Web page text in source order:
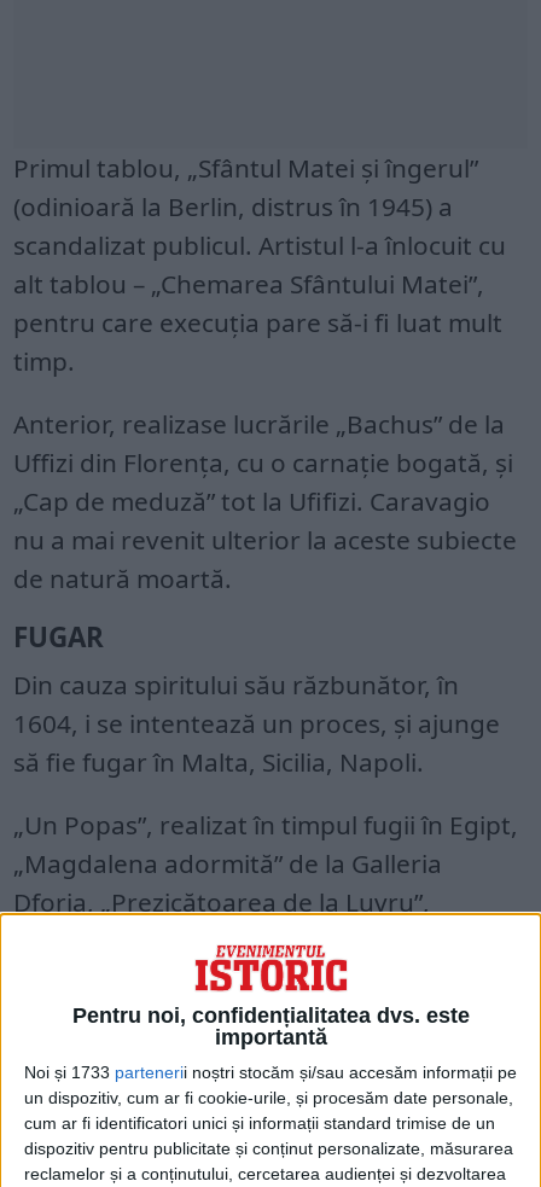
Pentru noi, confidențialitatea dvs. este
importantă
Noi și 1733 partenerii noștri stocăm și/sau accesăm informații pe
un dispozitiv, cum ar fi cookie-urile, și procesăm date personale,
cum ar fi identificatori unici și informații standard trimise de un
dispozitiv pentru publicitate și conținut personalizate, măsurarea
reclamelor și a conținutului, cercetarea audienței și dezvoltarea
Primul tablou, „Sfântul Matei şi îngerul”
(odinioară la Berlin, distrus în 1945) a
scandalizat publicul. Artistul l-a înlocuit cu
alt tablou – „Chemarea Sfântului Matei”,
pentru care execuţia pare să-i fi luat mult
timp.
Anterior, realizase lucrările „Bachus” de la
Uffizi din Florenţa, cu o carnaţie bogată, şi
„Cap de meduză” tot la Ufifizi. Caravagio
nu a mai revenit ulterior la aceste subiecte
de natură moartă.
FUGAR
Din cauza spiritului său răzbunător, în
1604, i se intentează un proces, şi ajunge
să fie fugar în Malta, Sicilia, Napoli.
„Un Popas”, realizat în timpul fugii în Egipt,
„Magdalena adormită” de la Galleria
Dforia, „Prezicătoarea de la Luvru”,
„Amorul învingător”, de la Berlin, arată un
Caravaggio liniştit şi chiar graţios.